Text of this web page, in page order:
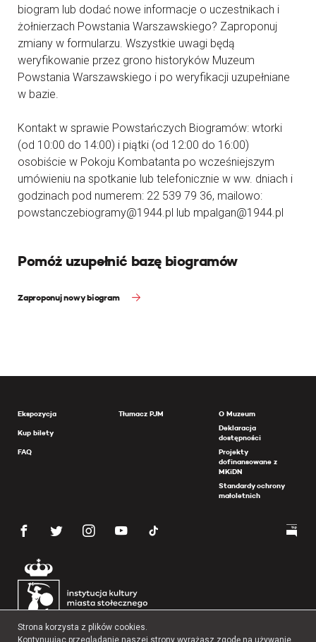
biogram lub dodać nowe informacje o uczestnikach i
żołnierzach Powstania Warszawskiego? Zaproponuj
zmiany w formularzu. Wszystkie uwagi będą
weryfikowanie przez grono historyków Muzeum
Powstania Warszawskiego i po weryfikacji uzupełniane
w bazie.
Kontakt w sprawie Powstańczych Biogramów: wtorki
(od 10:00 do 14:00) i piątki (od 12:00 do 16:00)
osobiście w Pokoju Kombatanta po wcześniejszym
umówieniu na spotkanie lub telefonicznie w ww. dniach i
godzinach pod numerem: 22 539 79 36, mailowo:
powstanczebiogramy@1944.pl lub mpalgan@1944.pl
Pomóż uzupełnić bazę biogramów
Zaproponuj nowy biogram
Ekspozycja
Kup bilety
FAQ
Tłumacz PJM
O Muzeum
Deklaracja
dostępności
Projekty
dofinansowane z
MKiDN
Standardy ochrony
małoletnich
Strona korzysta z plików cookies.
Kontynuując przeglądanie naszej strony wyrażasz zgodę na używanie